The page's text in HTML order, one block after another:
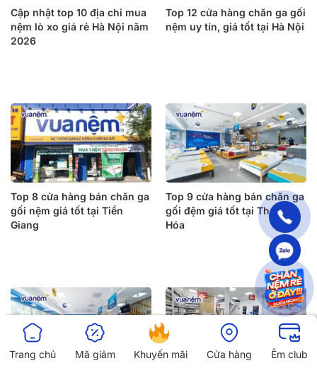
Cập nhật top 10 địa chỉ mua
nệm lò xo giá rẻ Hà Nội năm
2026
Top 12 cửa hàng chăn ga gối
nệm uy tín, giá tốt tại Hà Nội
Top 8 cửa hàng bán chăn ga
gối nệm giá tốt tại Tiền
Giang
Top 9 cửa hàng bán chăn ga
gối đệm giá tốt tại Thanh
Hóa
Trang chủ Mã giảm Khuyến mãi Cửa hàng Êm club